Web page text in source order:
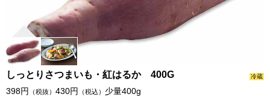
しっとりさつまいも・紅はるか 400G 冷蔵
398円 （税抜） 430円 （税込） 少量400g